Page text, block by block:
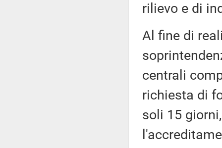
rilievo e di
Al fine di
centrali
richiesta di
soli 15